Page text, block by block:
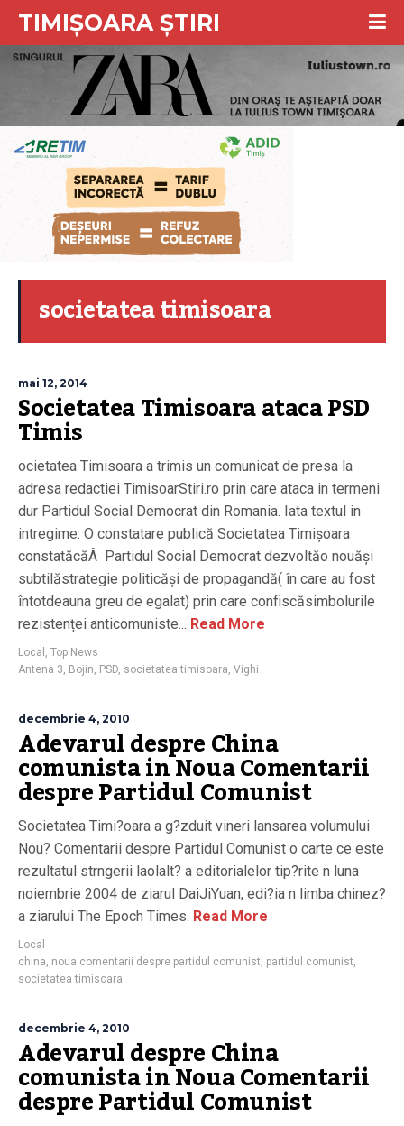
TIMIȘOARA ȘTIRI
societatea timisoara
mai 12, 2014
Societatea Timisoara ataca PSD
Timis
ocietatea Timisoara a trimis un comunicat de presa la
adresa redactiei TimisoarStiri.ro prin care ataca in termeni
dur Partidul Social Democrat din Romania. Iata textul in
intregime: O constatare publică Societatea Timișoara
constatăcăÂ Partidul Social Democrat dezvoltăo nouăși
subtilăstrategie politicăși de propagandă( în care au fost
întotdeauna greu de egalat) prin care confiscăsimbolurile
rezistenței anticomuniste... Read More
Local , Top News
Antena 3, Bojin, PSD, societatea timisoara, Vighi
decembrie 4, 2010
Adevarul despre China
comunista in Noua Comentarii
despre Partidul Comunist
Societatea Timi?oara a g?zduit vineri lansarea volumului
Nou? Comentarii despre Partidul Comunist o carte ce este
rezultatul strngerii laolalt? a editorialelor tip?rite n luna
noiembrie 2004 de ziarul DaiJiYuan, edi?ia n limba chinez?
a ziarului The Epoch Times. Read More
Local
china, noua comentarii despre partidul comunist, partidul comunist,
societatea timisoara
decembrie 4, 2010
Adevarul despre China
comunista in Noua Comentarii
despre Partidul Comunist